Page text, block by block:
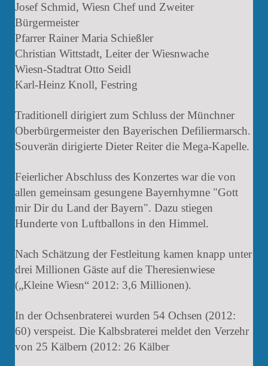
Josef Schmid, Wiesn Chef und Zweiter
Bürgermeister
Pfarrer Rainer Maria Schießler
Christian Wittstadt, Leiter der Wiesnwache
Wiesn-Stadtrat Otto Seidl
Karl-Heinz Knoll, Festring
Traditionell dirigiert zum Schluss der Münchner
Oberbürgermeister den Bayerischen Defiliermarsch.
Souverän dirigierte Dieter Reiter die Mega-Kapelle.
Feierlicher Abschluss des Konzertes war die von
allen gemeinsam gesungene Bayernhymne "Gott
mir Dir du Land der Bayern". Dazu stiegen
Hunderte von Luftballons in den Himmel.
Nach Schätzung der Festleitung kamen knapp unter
drei Millionen Gäste auf die Theresienwiese
(„Kleine Wiesn“ 2012: 3,6 Millionen).
In der Ochsenbraterei wurden 54 Ochsen (2012:
60) verspeist. Die Kalbsbraterei meldet den Verzehr
von 25 Kälbern (2012: 26 Kälber